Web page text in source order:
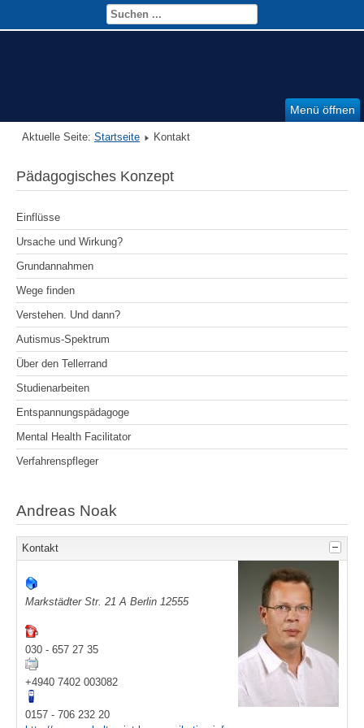
Menü öffnen
Aktuelle Seite: Startseite Kontakt
Pädagogisches Konzept
Einflüsse
Ursache und Wirkung?
Grundannahmen
Wege finden
Verstehen. Und dann?
Autismus-Spektrum
Über den Tellerrand
Studienarbeiten
Entspannungspädagoge
Mental Health Facilitator
Verfahrenspfleger
Andreas Noak
Kontakt
Markstädter Str. 21 A Berlin 12555
030 - 657 27 35
+4940 7402 003082
0157 - 706 232 20